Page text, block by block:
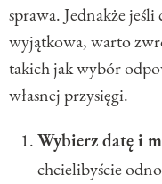
sprawa. Jednakże
wyjątkowa, warto
takich jak wybór
własnej przysięgi.
Wybierz datę i
chcielibyście